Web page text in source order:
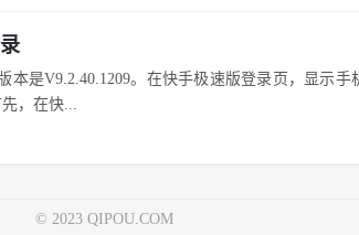
本是V9.2.40.1209。在快手极速版登录页，显示手
，在快...
© 2023 QIPOU.COM